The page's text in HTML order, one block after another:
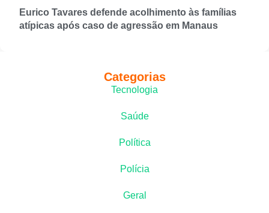
Eurico Tavares defende acolhimento às famílias
atípicas após caso de agressão em Manaus
Categorias
Tecnologia
Saúde
Política
Polícia
Geral